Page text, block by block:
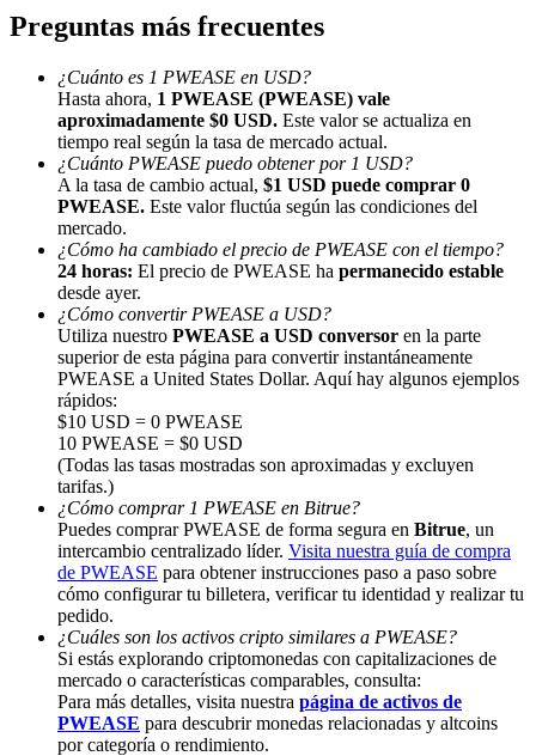
Referencia
Invita a un amigo para recibir recompensas en efectivo
BTC Welcome Rewards
BTC Welcome Rewards
Deposit & Trade BTC to Share 25000 USDT prize pool!
Preguntas más frecuentes
¿Cuánto es 1 PWEASE en USD?
Hasta ahora, 1 PWEASE (PWEASE) vale
aproximadamente $0 USD. Este valor se actualiza en
tiempo real según la tasa de mercado actual.
¿Cuánto PWEASE puedo obtener por 1 USD?
A la tasa de cambio actual, $1 USD puede comprar 0
PWEASE. Este valor fluctúa según las condiciones del
mercado.
¿Cómo ha cambiado el precio de PWEASE con el tiempo?
24 horas: El precio de PWEASE ha permanecido estable
desde ayer.
¿Cómo convertir PWEASE a USD?
Utiliza nuestro PWEASE a USD conversor en la parte
superior de esta página para convertir instantáneamente
PWEASE a United States Dollar. Aquí hay algunos ejemplos
rápidos:
$10 USD = 0 PWEASE
10 PWEASE = $0 USD
(Todas las tasas mostradas son aproximadas y excluyen
tarifas.)
¿Cómo comprar 1 PWEASE en Bitrue?
Puedes comprar PWEASE de forma segura en Bitrue, un
intercambio centralizado líder. Visita nuestra guía de compra
de PWEASE para obtener instrucciones paso a paso sobre
cómo configurar tu billetera, verificar tu identidad y realizar tu
pedido.
¿Cuáles son los activos cripto similares a PWEASE?
Si estás explorando criptomonedas con capitalizaciones de
mercado o características comparables, consulta:
Para más detalles, visita nuestra página de activos de
PWEASE para descubrir monedas relacionadas y altcoins
por categoría o rendimiento.